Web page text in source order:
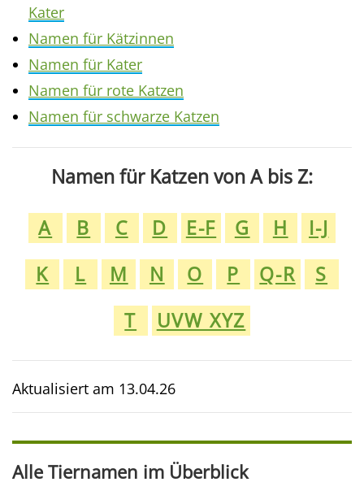
Kater
Namen für Kätzinnen
Namen für Kater
Namen für rote Katzen
Namen für schwarze Katzen
Namen für Katzen von A bis Z:
A
B C D E-F G H
I-J
K
L M N O P Q-R
S
T
UVW XYZ
Aktualisiert am 13.04.26
Alle Tiernamen im Überblick